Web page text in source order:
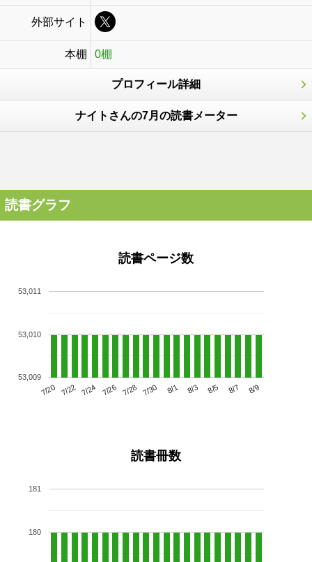
外部サイト
本棚 0棚
プロフィール詳細
ナイトさんの7月の読書メーター
読書グラフ
読書ページ数
7/20 7/22 7/24 7/26 7/28 7/30 8/1 8/3 8/5 8/7 8/9
53,009
53,010
53,011
読書冊数
180
181